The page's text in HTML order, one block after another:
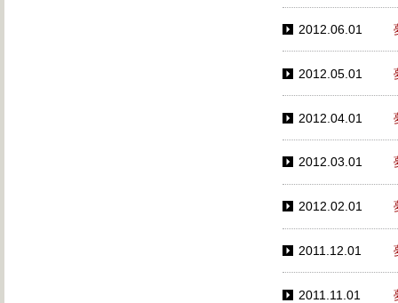
2012.06.01
2012.05.01
2012.04.01
2012.03.01
2012.02.01
2011.12.01
2011.11.01